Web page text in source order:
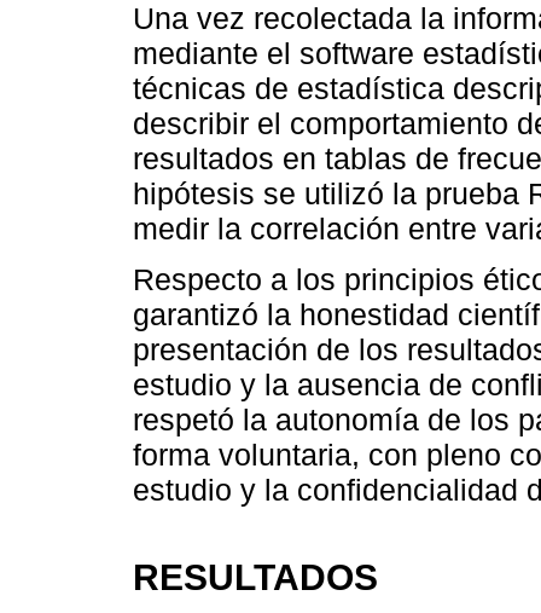
Una vez recolectada la
mediante el software
técnicas de estadística
describir el comportamiento
resultados en tablas de
hipótesis se utilizó la prueba
medir la correlación entre
Respecto a los principios
garantizó la honestidad
presentación de los
estudio y la ausencia de
respetó la autonomía de los
forma voluntaria, con pleno
estudio y la confidencialidad
RESULTADOS